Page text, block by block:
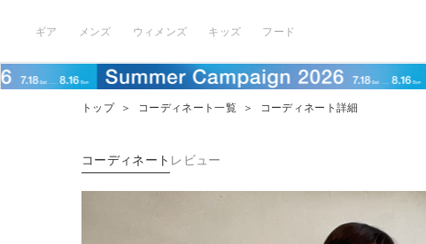
ギア メンズ ウィメンズ キッズ フード
トップ ＞ コーディネート一覧 ＞ コーディネート詳細
コーディネート レビュー